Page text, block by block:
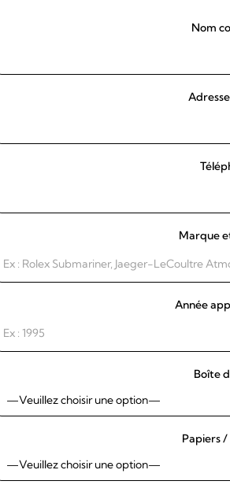
Nom
Marque
Année
Boîte
Papiers